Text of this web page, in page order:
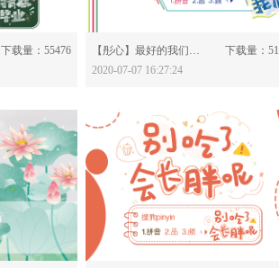
下载量：55476
分享：
【彤心】最好的我们-614661
下载量：
2020-07-07 16:27:24